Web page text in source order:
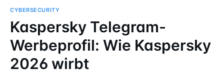
CYBERSECURITY
Kaspersky Telegram-
Werbeprofil: Wie Kaspersky
2026 wirbt